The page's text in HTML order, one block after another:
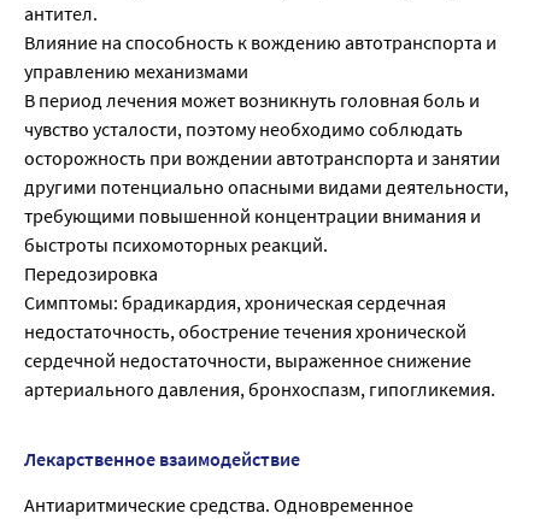
антител.
Влияние на способность к вождению автотранспорта и
управлению механизмами
В период лечения может возникнуть головная боль и
чувство усталости, поэтому необходимо соблюдать
осторожность при вождении автотранспорта и занятии
другими потенциально опасными видами деятельности,
требующими повышенной концентрации внимания и
быстроты психомоторных реакций.
Передозировка
Симптомы: брадикардия, хроническая сердечная
недостаточность, обострение течения хронической
сердечной недостаточности, выраженное снижение
артериального давления, бронхоспазм, гипогликемия.
Лекарственное взаимодействие
Антиаритмические средства. Одновременное